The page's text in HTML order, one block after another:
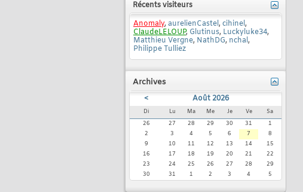
Récents visiteurs
Anomaly, aurelienCastel, cihinel,
ClaudeLELOUP, Glutinus, Luckyluke34,
Matthieu Vergne, NathDG, nchal,
Philippe Tulliez
Archives
< Août 2026
Di Lu Ma Me Je Ve
Sa
26
27 28 29 30 31
1
2
3 4 5 6 7
8
9
10 11 12 13 14
15
16
17 18 19 20 21
22
23
24 25 26 27 28
29
30
31 1 2 3 4 5